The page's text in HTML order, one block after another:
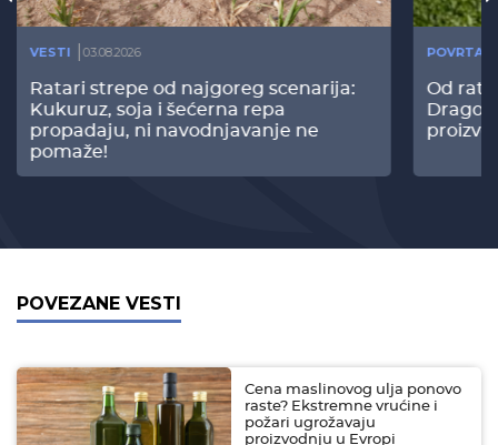
VESTI 03.08.2026
Ratari strepe od najgoreg scenarija:
Kukuruz, soja i šećerna repa
propadaju, ni navodnjavanje ne
pomaže!
Od
POVEZANE VESTI
Cena maslinovog ulja ponovo
raste? Ekstremne vrućine i
požari ugrožavaju
proizvodnju u Evropi